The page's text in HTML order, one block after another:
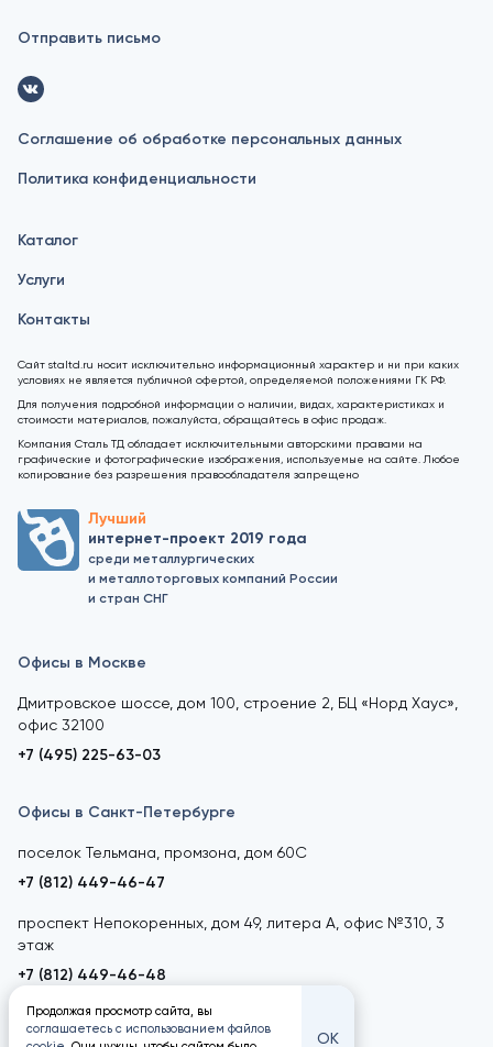
Отправить письмо
Соглашение об обработке персональных данных
Политика конфиденциальности
Каталог
Услуги
Контакты
Сайт staltd.ru носит исключительно информационный характер и ни при каких
условиях не является публичной офертой, определяемой положениями ГК РФ.
Для получения подробной информации о наличии, видах, характеристиках и
стоимости материалов, пожалуйста, обращайтесь в офис продаж.
Компания Сталь ТД обладает исключительными авторскими правами на
графические и фотографические изображения, используемые на сайте. Любое
копирование без разрешения правообладателя запрещено
Лучший
интернет-проект 2019 года
среди металлургических
и металлоторговых компаний России
и стран СНГ
Офисы в Москве
Дмитровское шоссе, дом 100, строение 2, БЦ «Норд Хаус»,
офис 32100
+7 (495) 225-63-03
Офисы в Санкт-Петербурге
поселок Тельмана, промзона, дом 60С
+7 (812) 449-46-47
проспект Непокоренных, дом 49, литера А, офис №310, 3
этаж
+7 (812) 449-46-48
Продолжая просмотр сайта, вы
соглашаетесь с использованием файлов
ОК